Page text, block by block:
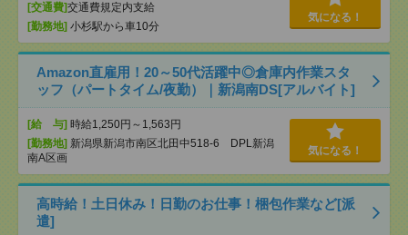
[交通費]交通費規定内支給
[勤務地] 小杉駅から車10分
気になる！
Amazon直雇用！20～50代活躍中◎倉庫内作業スタ
ッフ（パートタイム/夜勤）｜新潟南DS[アルバイト]
[給 与] 時給1,250円～1,563円
[勤務地] 新潟県新潟市南区北田中518-6 DPL新潟
南A区画
気になる！
高時給！土日休み！日勤のお仕事！梱包作業など[派
遣]